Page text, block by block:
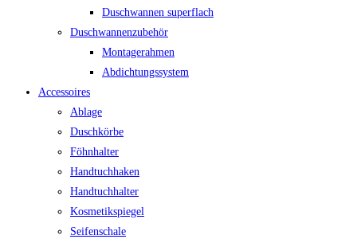
Duschwannen superflach
Duschwannenzubehör
Montagerahmen
Abdichtungssystem
Accessoires
Ablage
Duschkörbe
Föhnhalter
Handtuchhaken
Handtuchhalter
Kosmetikspiegel
Seifenschale